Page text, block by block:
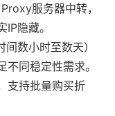
服务器中转，
隐藏。
数小时至数天）
同稳定性需求。
支持批量购买折